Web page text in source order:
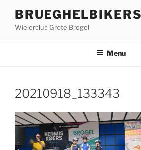
BRUEGHELBIKERS
Wielerclub Grote Brogel
Menu
20210918_133343